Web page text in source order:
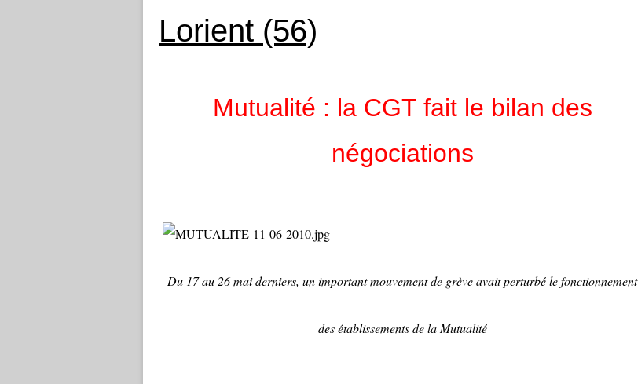
Lorient (56)
Mutualité : la CGT fait le bilan des
négociations
Du 17 au 26 mai derniers, un important mouvement de grève avait perturbé le fonctionnement
des établissements de la Mutualité